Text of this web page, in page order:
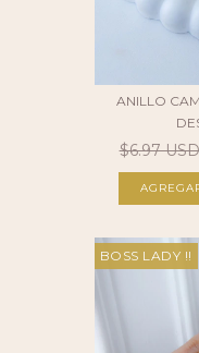
ANILLO
$6.97
BOSS LADY !!